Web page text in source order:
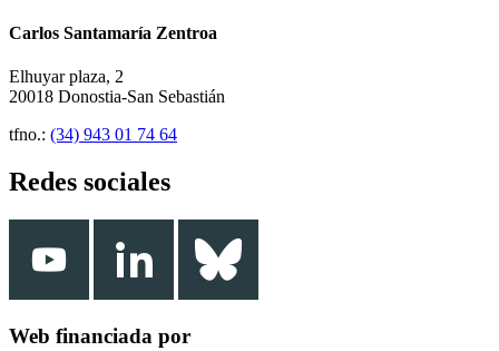
Carlos Santamaría Zentroa
Elhuyar plaza, 2
20018 Donostia-San Sebastián
tfno.: (34) 943 01 74 64
Redes sociales
Web financiada por